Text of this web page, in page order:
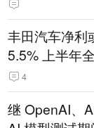
丰田汽车净利
5.5% 上半年
14.3万辆
4
继 OpenAI、